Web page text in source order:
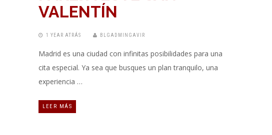
VALENTÍN
1 YEAR ATRÁS BLGADMINGAVIR
Madrid es una ciudad con infinitas posibilidades para una
cita especial. Ya sea que busques un plan tranquilo, una
experiencia …
LEER MÁS